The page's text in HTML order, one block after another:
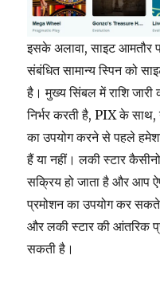
इसके अलावा, साइट आमतौर
संबंधित सामान्य स्पिन को
है। मुख्य सिंबल में राशि जारी
निर्भर करती है, PIX के साथ,
का उपयोग करने से पहले
हैं या नहीं। लकी स्टार
सक्रिय हो जाता है और आप
प्रमोशन का उपयोग कर
और लकी स्टार की आंतरिक
सकती है।